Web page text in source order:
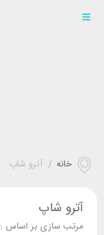
خانه / آترو شاپ
آترو شاپ
مرتب سازی بر اساس :